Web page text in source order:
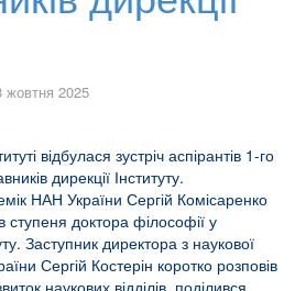
жовтня 2025
відбулася зустріч аспірантів 1-го
дирекції Інституту.
НАН України Сергій Комісаренко
ступеня доктора філософії у
Заступник директора з наукової
Сергій Костерін коротко розповів
наукових відділів, поділився